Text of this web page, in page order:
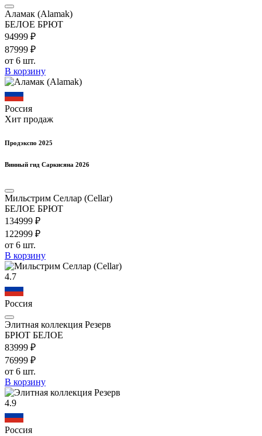
Аламак (Alamak)
БЕЛОЕ БРЮТ
94999 ₽
87999 ₽
от 6 шт.
В корзину
Россия
Хит продаж
Продэкспо 2025
Винный гид Саркисяна 2026
Мильстрим Селлар (Cellar)
БЕЛОЕ БРЮТ
134999 ₽
122999 ₽
от 6 шт.
В корзину
4.7
Россия
Элитная коллекция Резерв
БРЮТ БЕЛОЕ
83999 ₽
76999 ₽
от 6 шт.
В корзину
4.9
Россия